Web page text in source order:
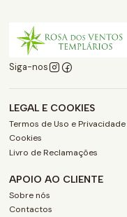
Siga-nos
LEGAL E COOKIES
Termos de Uso e Privacidade
Cookies
Livro de Reclamações
APOIO AO CLIENTE
Sobre nós
Contactos